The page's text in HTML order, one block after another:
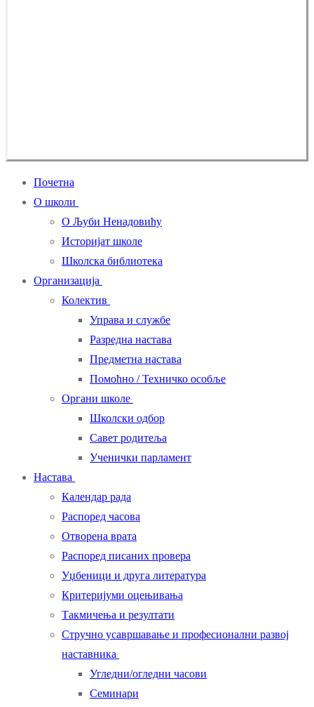
Почетна
О школи
О Љуби Ненадовићу
Историјат школе
Школска библиотека
Организација
Колектив
Управа и службе
Разредна настава
Предметна настава
Помоћно / Техничко особље
Органи школе
Школски одбор
Савет родитеља
Ученички парламент
Настава
Календар рада
Распоред часова
Отворена врата
Распоред писаних провера
Уџбеници и друга литература
Критеријуми оцењивања
Такмичења и резултати
Стручно усавршавање и професионални развој
наставника
Угледни/огледни часови
Семинари